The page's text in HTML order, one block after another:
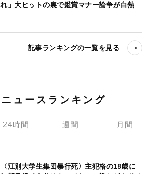
れ」大ヒットの裏で鑑賞マナー論争が白熱
記事ランキングの一覧を見る
ニュースランキング
24時間 週間 月間
〈江別大学生集団暴行死〉主犯格の18歳に